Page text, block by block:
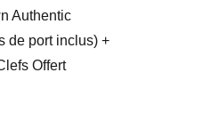
Authentic
de port inclus) +
Offert